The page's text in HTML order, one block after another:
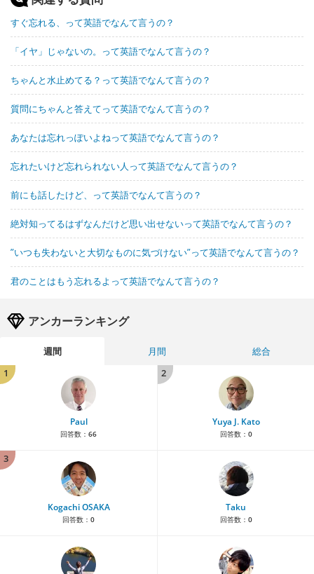
すぐ忘れる、って英語でなんて言うの？
「イヤ」じゃないの。って英語でなんて言うの？
ちゃんと水止めてる？って英語でなんて言うの？
質問にちゃんと答えてって英語でなんて言うの？
あなたは忘れっぽいよねって英語でなんて言うの？
忘れたいけど忘れられない人って英語でなんて言うの？
前にも話したけど、って英語でなんて言うの？
絶対知ってるはずなんだけど思い出せないって英語でなんて言うの？
”いつも失わないと大切なものに気づけない”って英語でなんて言うの？
君のことはもう忘れるよって英語でなんて言うの？
アンカーランキング
週間 月間
総合
1
Paul
回答数： 66
2
Yuya J. Kato
回答数： 0
3
Kogachi OSAKA
回答数： 0
Taku
回答数： 0